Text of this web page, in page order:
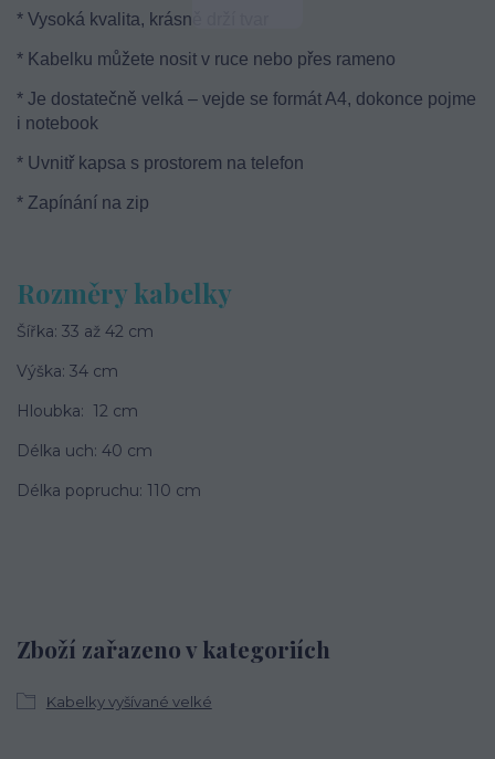
* Vysoká kvalita, krásně drží tvar
* Kabelku můžete nosit v ruce nebo přes rameno
* Je dostatečně velká – vejde se formát A4, dokonce pojme
i notebook
* Uvnitř kapsa s prostorem na telefon
* Zapínání na zip
Rozměry kabelky
Šířka: 33 až 42 cm
Výška: 34 cm
Hloubka: 12 cm
Délka uch: 40 cm
Délka popruchu: 110 cm
Zboží zařazeno v kategoriích
Kabelky vyšívané velké